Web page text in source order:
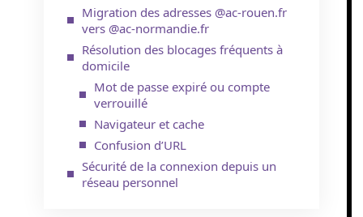
Migration des adresses @ac-rouen.fr
vers @ac-normandie.fr
Résolution des blocages fréquents à
domicile
Mot de passe expiré ou compte
verrouillé
Navigateur et cache
Confusion d’URL
Sécurité de la connexion depuis un
réseau personnel